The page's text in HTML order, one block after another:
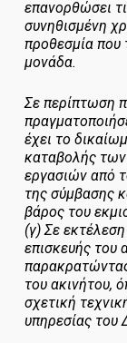
επανορθώσει
συνηθισμένη
προθεσμία που
μονάδα.
Σε περίπτωση
έχει το
καταβολής
εργασιών από
της σύμβασης
βάρος του
(γ) Σε
επισκευής του
του ακινήτου,
σχετική
υπηρεσίας του